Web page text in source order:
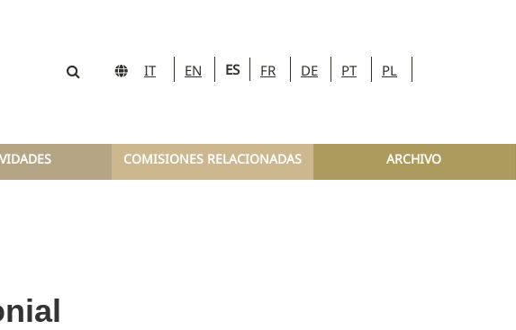
IT EN ES FR DE PT PL
COMISIONES RELACIONADAS ARCHIVO